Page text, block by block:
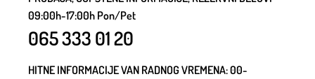
09:00h-17:00h Pon/Pet
065 333 01 20
HITNE INFORMACIJE VAN RADNOG VREMENA: 00-